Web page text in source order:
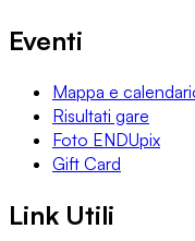
Eventi
Mappa e
Risultati gare
Foto ENDUpix
Gift Card
Link Utili